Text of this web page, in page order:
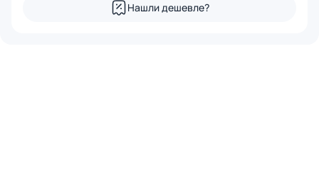
Нашли дешевле?